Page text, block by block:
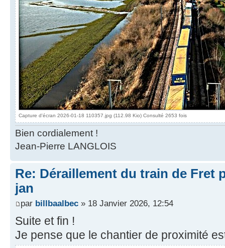
Capture d'écran 2026-01-18 110357.jpg (112.98 Kio) Consulté 2653 fois
Bien cordialement !
Jean-Pierre LANGLOIS
Re: Déraillement du train de Fret
jan
par billbaalbec » 18 Janvier 2026, 12:54
Suite et fin !
Je pense que le chantier de proximité